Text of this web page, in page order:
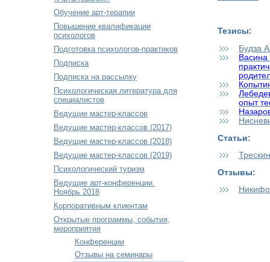
Обучение арт-терапии
Повышение квалификации
психологов
Подготовка психологов-практиков
Подписка
Подписка на рассылку
Психологическая литература для
специалистов
Ведущие мастер-классов
Ведущие мастер-классов (2017)
Ведущие мастер-классов (2018)
Ведущие мастер-классов (2019)
Психологический туризм
Ведущие арт-конференции.
Ноябрь 2018
Корпоративным клиентам
Открытые программы, события,
мероприятия
Конференции
Отзывы на семинары
Тезисы:
Будза
опыт
Статьи:
Отзывы: